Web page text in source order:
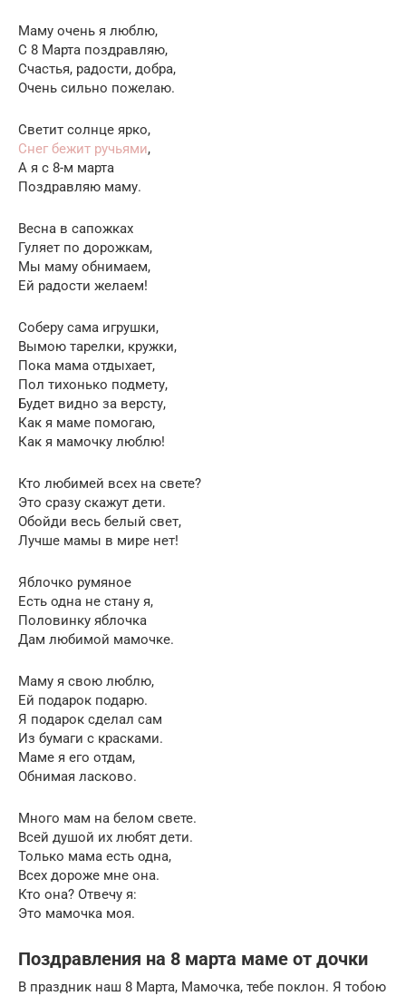
Маму очень я люблю,
С 8 Марта поздравляю,
Счастья, радости, добра,
Очень сильно пожелаю.
Светит солнце ярко,
Снег бежит ручьями,
А я с 8-м марта
Поздравляю маму.
Весна в сапожках
Гуляет по дорожкам,
Мы маму обнимаем,
Ей радости желаем!
Соберу сама игрушки,
Вымою тарелки, кружки,
Пока мама отдыхает,
Пол тихонько подмету,
Будет видно за версту,
Как я маме помогаю,
Как я мамочку люблю!
Кто любимей всех на свете?
Это сразу скажут дети.
Обойди весь белый свет,
Лучше мамы в мире нет!
Яблочко румяное
Есть одна не стану я,
Половинку яблочка
Дам любимой мамочке.
Маму я свою люблю,
Ей подарок подарю.
Я подарок сделал сам
Из бумаги с красками.
Маме я его отдам,
Обнимая ласково.
Много мам на белом свете.
Всей душой их любят дети.
Только мама есть одна,
Всех дороже мне она.
Кто она? Отвечу я:
Это мамочка моя.
Поздравления на 8 марта маме от дочки
В праздник наш 8 Марта, Мамочка, тебе поклон. Я тобою